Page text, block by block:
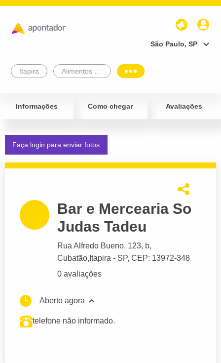
São Paulo, SP
Itapira
Informações Como chegar Avaliações
Faça login para enviar fotos
Bar e Mercearia So
Judas Tadeu
Rua Alfredo Bueno, 123, b,
Cubatão, Itapira - SP, CEP: 13972-348
0 avaliações
Aberto agora
telefone não informado.